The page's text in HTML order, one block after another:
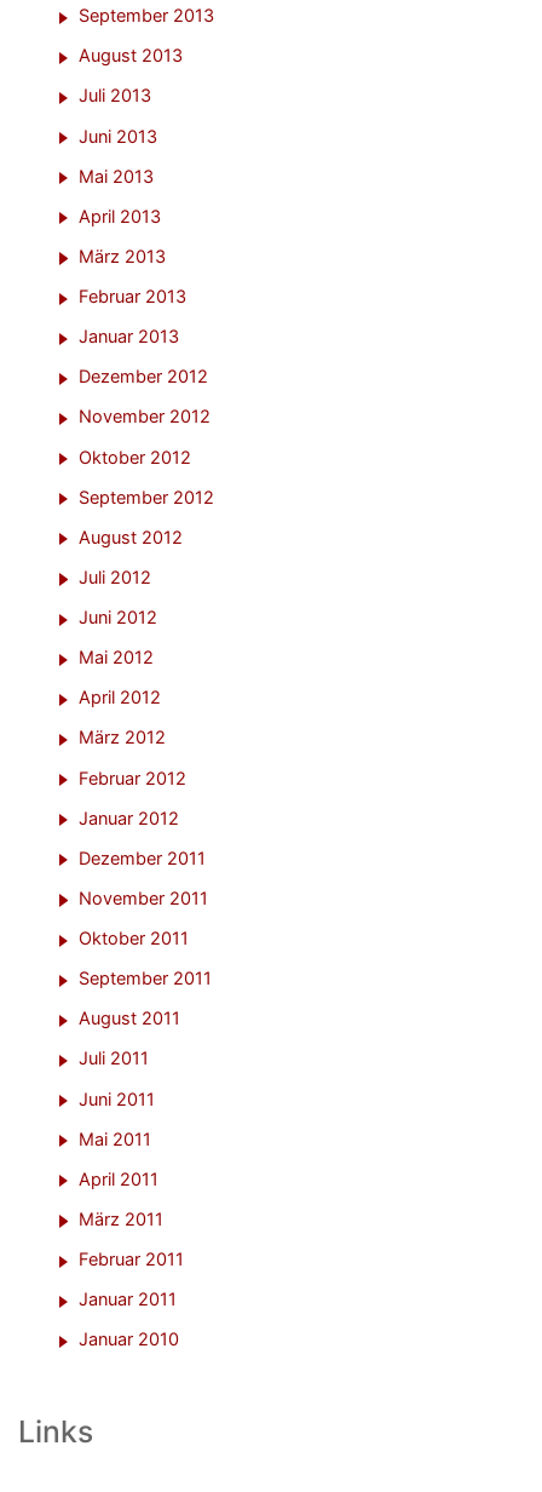
September 2013
August 2013
Juli 2013
Juni 2013
Mai 2013
April 2013
März 2013
Februar 2013
Januar 2013
Dezember 2012
November 2012
Oktober 2012
September 2012
August 2012
Juli 2012
Juni 2012
Mai 2012
April 2012
März 2012
Februar 2012
Januar 2012
Dezember 2011
November 2011
Oktober 2011
September 2011
August 2011
Juli 2011
Juni 2011
Mai 2011
April 2011
März 2011
Februar 2011
Januar 2011
Januar 2010
Links